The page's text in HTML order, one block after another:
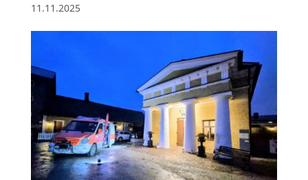
11.11.2025